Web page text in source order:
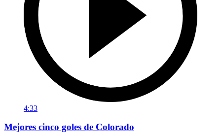
4:33
Mejores cinco goles de Colorado